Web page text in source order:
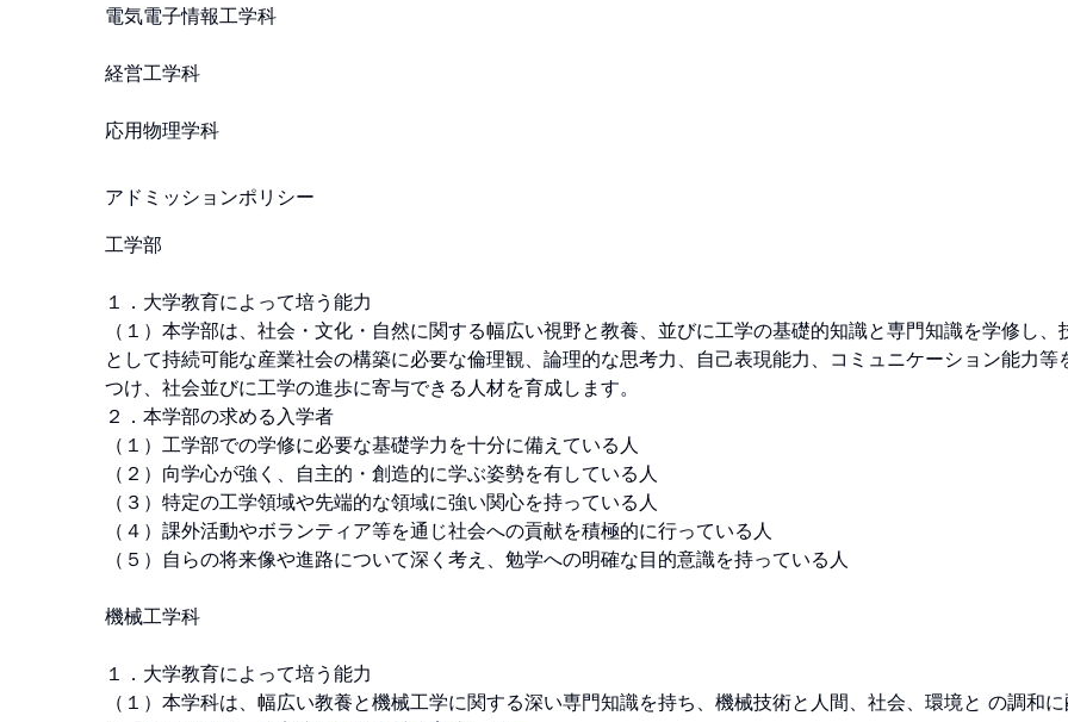
電気電子情報工学科
経営工学科
応用物理学科
アドミッションポリシー
工学部
１．大学教育によって培う能力
（１）本学部は、社会・文化・自然に関する幅広い視野と教養、並びに工学の基礎的知識と専門知識を学修し、
として持続可能な産業社会の構築に必要な倫理観、論理的な思考力、自己表現能力、コミュニケーション能力等
つけ、社会並びに工学の進歩に寄与できる人材を育成します。
２．本学部の求める入学者
（１）工学部での学修に必要な基礎学力を十分に備えている人
（２）向学心が強く、自主的・創造的に学ぶ姿勢を有している人
（３）特定の工学領域や先端的な領域に強い関心を持っている人
（４）課外活動やボランティア等を通じ社会への貢献を積極的に行っている人
（５）自らの将来像や進路について深く考え、勉学への明確な目的意識を持っている人
機械工学科
１．大学教育によって培う能力
（１）本学科は、幅広い教養と機械工学に関する深い専門知識を持ち、機械技術と人間、社会、環境と の調和